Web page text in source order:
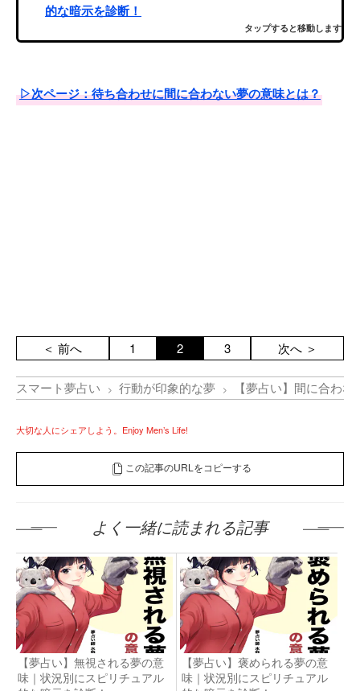
的な暗示を診断！
タップすると移動します
▷次ページ：待ち合わせに間に合わない夢の意味とは？
＜ 前へ 1 2 3 次へ ＞
スマート夢占い 行動が印象的な夢 【夢占い】間に合わ
大切な人にシェアしよう。Enjoy Men’s Life!
この記事のURLをコピーする
よく一緒に読まれる記事
【夢占い】無視される夢の意
味｜状況別にスピリチュアル
【夢占い】褒められる夢の意
味｜状況別にスピリチュアル